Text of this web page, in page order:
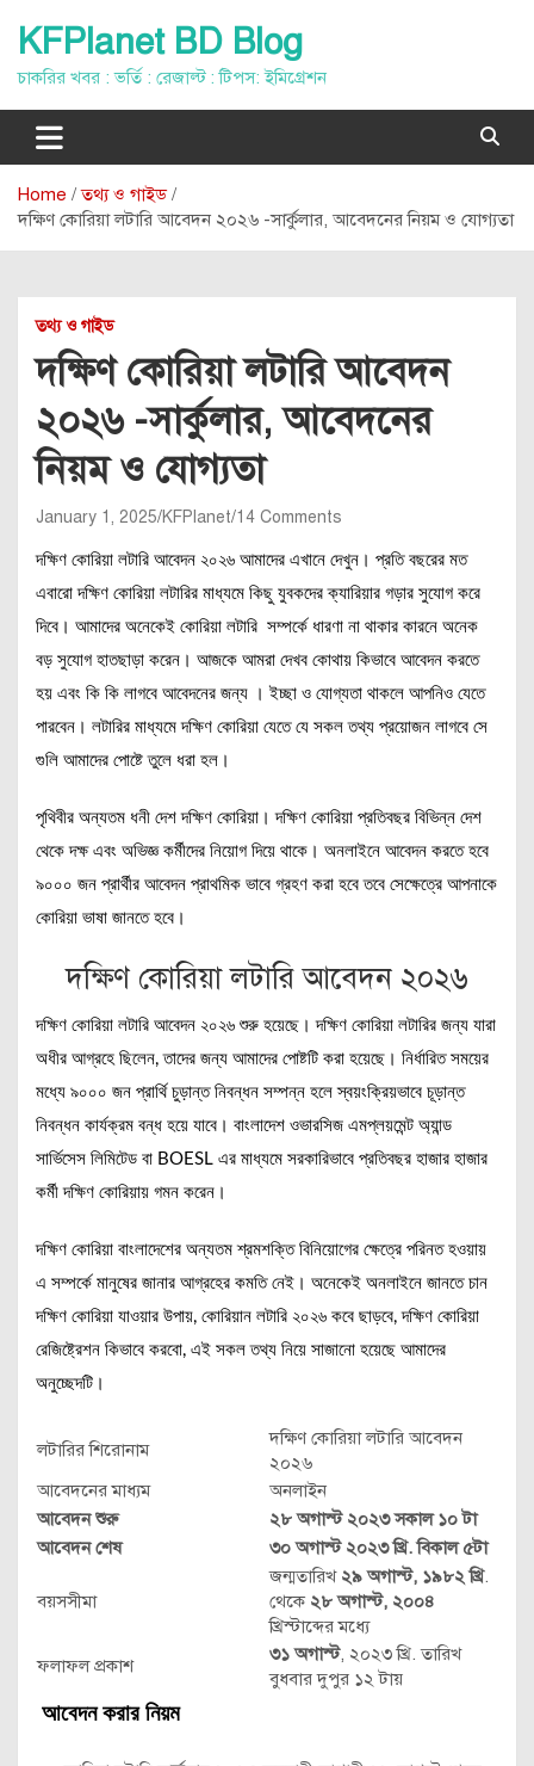
content
KFPlanet BD Blog
চাকরির খবর : ভর্তি : রেজাল্ট : টিপস: ইমিগ্রেশন
Home
তথ্য ও গাইড
দক্ষিণ কোরিয়া লটারি আবেদন ২০২৬ -সার্কুলার, আবেদনের নিয়ম ও যোগ্যতা
তথ্য ও গাইড
দক্ষিণ কোরিয়া লটারি আবেদন
২০২৬ -সার্কুলার, আবেদনের
নিয়ম ও যোগ্যতা
January 1, 2025 KFPlanet 14 Comments
দক্ষিণ কোরিয়া লটারি আবেদন ২০২৬ আমাদের এখানে দেখুন। প্রতি বছরের মত
এবারো দক্ষিণ কোরিয়া লটারির মাধ্যমে কিছু যুবকদের ক্যারিয়ার গড়ার সুযোগ করে
দিবে। আমাদের অনেকেই কোরিয়া লটারি সম্পর্কে ধারণা না থাকার কারনে অনেক
বড় সুযোগ হাতছাড়া করেন। আজকে আমরা দেখব কোথায় কিভাবে আবেদন করতে
হয় এবং কি কি লাগবে আবেদনের জন্য । ইচ্ছা ও যোগ্যতা থাকলে আপনিও যেতে
পারবেন। লটারির মাধ্যমে দক্ষিণ কোরিয়া যেতে যে সকল তথ্য প্রয়োজন লাগবে সে
গুলি আমাদের পোষ্টে তুলে ধরা হল।
পৃথিবীর অন্যতম ধনী দেশ দক্ষিণ কোরিয়া। দক্ষিণ কোরিয়া প্রতিবছর বিভিন্ন দেশ
থেকে দক্ষ এবং অভিজ্ঞ কর্মীদের নিয়োগ দিয়ে থাকে। অনলাইনে আবেদন করতে হবে
৯০০০ জন প্রার্থীর আবেদন প্রাথমিক ভাবে গ্রহণ করা হবে তবে সেক্ষেত্রে আপনাকে
কোরিয়া ভাষা জানতে হবে।
দক্ষিণ কোরিয়া লটারি আবেদন ২০২৬
দক্ষিণ কোরিয়া লটারি আবেদন ২০২৬ শুরু হয়েছে। দক্ষিণ কোরিয়া লটারির জন্য যারা
অধীর আগ্রহে ছিলেন, তাদের জন্য আমাদের পোষ্টটি করা হয়েছে। নির্ধারিত সময়ের
মধ্যে ৯০০০ জন প্রার্থি চুড়ান্ত নিবন্ধন সম্পন্ন হলে স্বয়ংক্রিয়ভাবে চূড়ান্ত
নিবন্ধন কার্যক্রম বন্ধ হয়ে যাবে। বাংলাদেশ ওভারসিজ এমপ্লয়মেন্ট অ্যান্ড
সার্ভিসেস লিমিটেড বা BOESL এর মাধ্যমে সরকারিভাবে প্রতিবছর হাজার হাজার
কর্মী দক্ষিণ কোরিয়ায় গমন করেন।
দক্ষিণ কোরিয়া বাংলাদেশের অন্যতম শ্রমশক্তি বিনিয়োগের ক্ষেত্রে পরিনত হওয়ায়
এ সম্পর্কে মানুষের জানার আগ্রহের কমতি নেই। অনেকেই অনলাইনে জানতে চান
দক্ষিণ কোরিয়া যাওয়ার উপায়, কোরিয়ান লটারি ২০২৬ কবে ছাড়বে, দক্ষিণ কোরিয়া
রেজিষ্ট্রেশন কিভাবে করবো, এই সকল তথ্য নিয়ে সাজানো হয়েছে আমাদের
অনুচ্ছেদটি।
লটারির শিরোনাম
দক্ষিণ কোরিয়া লটারি আবেদন
২০২৬
আবেদনের মাধ্যম
অনলাইন
আবেদন শুরু
২৮ অগাস্ট ২০২৩ সকাল ১০ টা
আবেদন শেষ
৩০ অগাস্ট ২০২৩ খ্রি. বিকাল ৫টা
বয়সসীমা
জন্মতারিখ২৯ অগাস্ট, ১৯৮২ খ্রি.
থেকে ২৮ অগাস্ট, ২০০৪
খ্রিস্টাব্দের মধ্যে
ফলাফল প্রকাশ
৩১ অগাস্ট, ২০২৩ খ্রি. তারিখ
বুধবার দুপুর ১২ টায়
আবেদন করার নিয়ম